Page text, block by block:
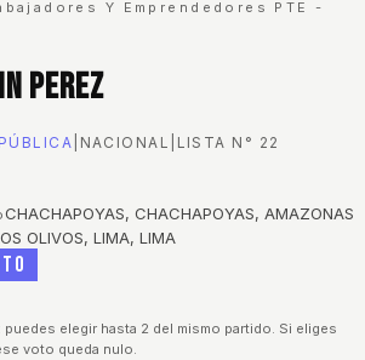
Y Emprendedores PTE -
Perez
NACIONAL LISTA N° 22
CHACHAPOYAS, CHACHAPOYAS, AMAZONAS
OLIVOS, LIMA, LIMA
elegir hasta 2 del mismo partido. Si eliges
voto queda nulo.